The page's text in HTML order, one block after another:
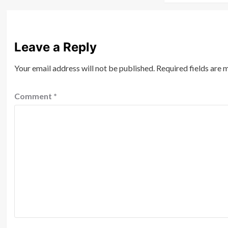
Leave a Reply
Your email address will not be published. Required fields are
Comment *